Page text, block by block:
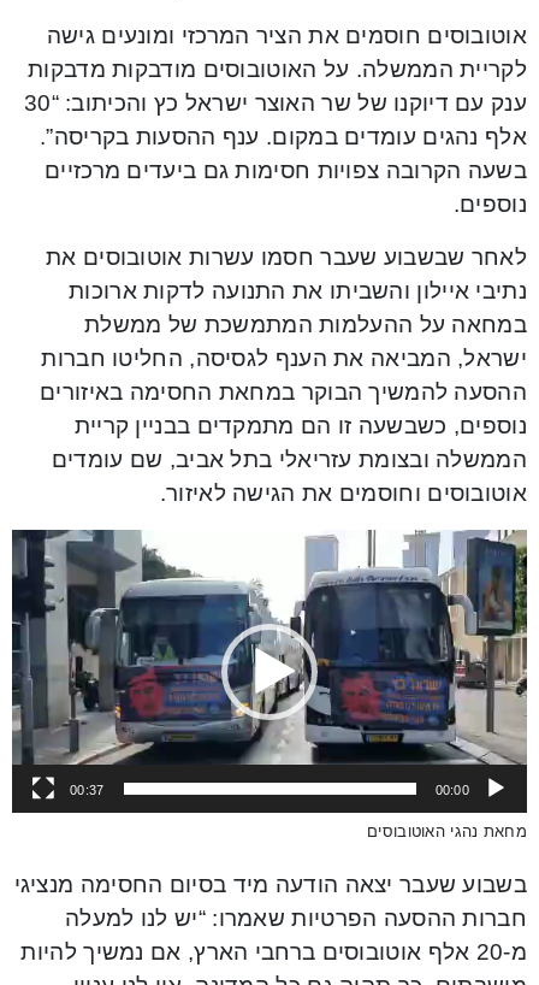
אוטובוסים חוסמים את הציר המרכזי ומונעים גישה
לקריית הממשלה. על האוטובוסים מודבקות מדבקות
ענק עם דיוקנו של שר האוצר ישראל כץ והכיתוב: “30
אלף נהגים עומדים במקום. ענף ההסעות בקריסה”.
בשעה הקרובה צפויות חסימות גם ביעדים מרכזיים
נוספים.
לאחר שבשבוע שעבר חסמו עשרות אוטובוסים את
נתיבי איילון והשביתו את התנועה לדקות ארוכות
במחאה על ההעלמות המתמשכת של ממשלת
ישראל, המביאה את הענף לגסיסה, החליטו חברות
ההסעה להמשיך הבוקר במחאת החסימה באיזורים
נוספים, כשבשעה זו הם מתמקדים בבניין קריית
הממשלה ובצומת עזריאלי בתל אביב, שם עומדים
אוטובוסים וחוסמים את הגישה לאיזור.
Video
Player
00:00
00:37
מחאת נהגי האוטובוסים
בשבוע שעבר יצאה הודעה מיד בסיום החסימה מנציגי
חברות ההסעה הפרטיות שאמרו: “יש לנו למעלה
מ-20 אלף אוטובוסים ברחבי הארץ, אם נמשיך להיות